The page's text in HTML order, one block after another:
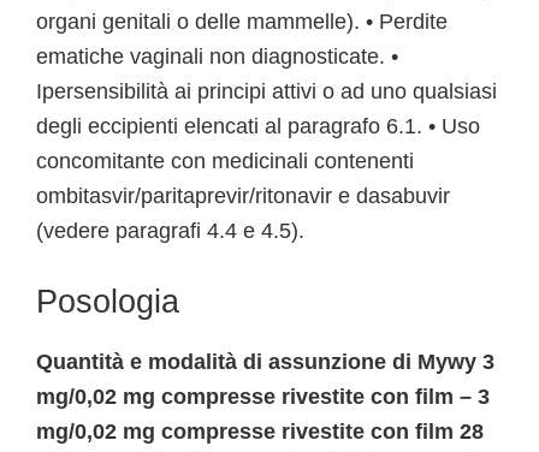
organi genitali o delle mammelle). • Perdite
ematiche vaginali non diagnosticate. •
Ipersensibilità ai principi attivi o ad uno qualsiasi
degli eccipienti elencati al paragrafo 6.1. • Uso
concomitante con medicinali contenenti
ombitasvir/paritaprevir/ritonavir e dasabuvir
(vedere paragrafi 4.4 e 4.5).
Posologia
Quantità e modalità di assunzione di Mywy 3
mg/0,02 mg compresse rivestite con film – 3
mg/0,02 mg compresse rivestite con film 28